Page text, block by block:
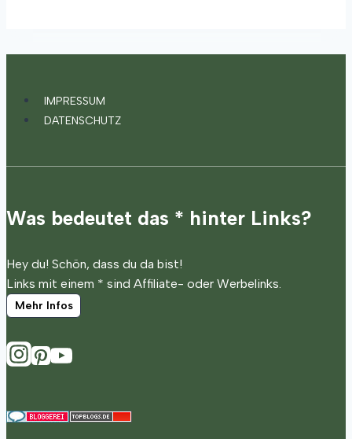
IMPRESSUM
DATENSCHUTZ
Was bedeutet das * hinter Links?
Hey du! Schön, dass du da bist!
Links mit einem * sind Affiliate- oder Werbelinks.
Mehr Infos